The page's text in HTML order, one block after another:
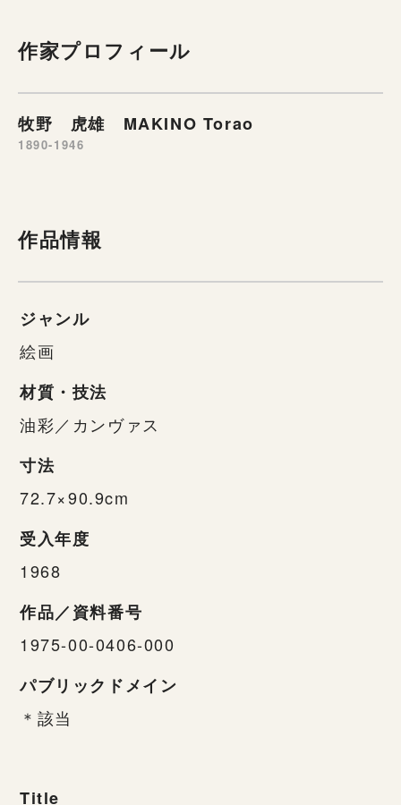
作家プロフィール
牧野 虎雄 MAKINO Torao
1890-1946
作品情報
ジャンル
絵画
材質・技法
油彩／カンヴァス
寸法
72.7×90.9cm
受入年度
1968
作品／資料番号
1975-00-0406-000
パブリックドメイン
＊該当
Title